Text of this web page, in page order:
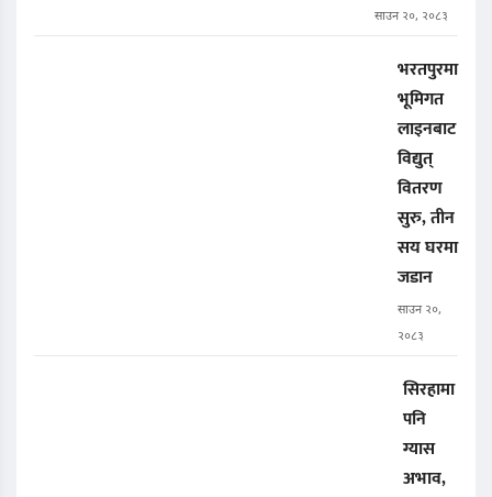
साउन २०, २०८३
भरतपुरमा
भूमिगत
लाइनबाट
विद्युत्
वितरण
सुरु, तीन
सय घरमा
जडान
साउन २०,
२०८३
सिरहामा
पनि
ग्यास
अभाव,